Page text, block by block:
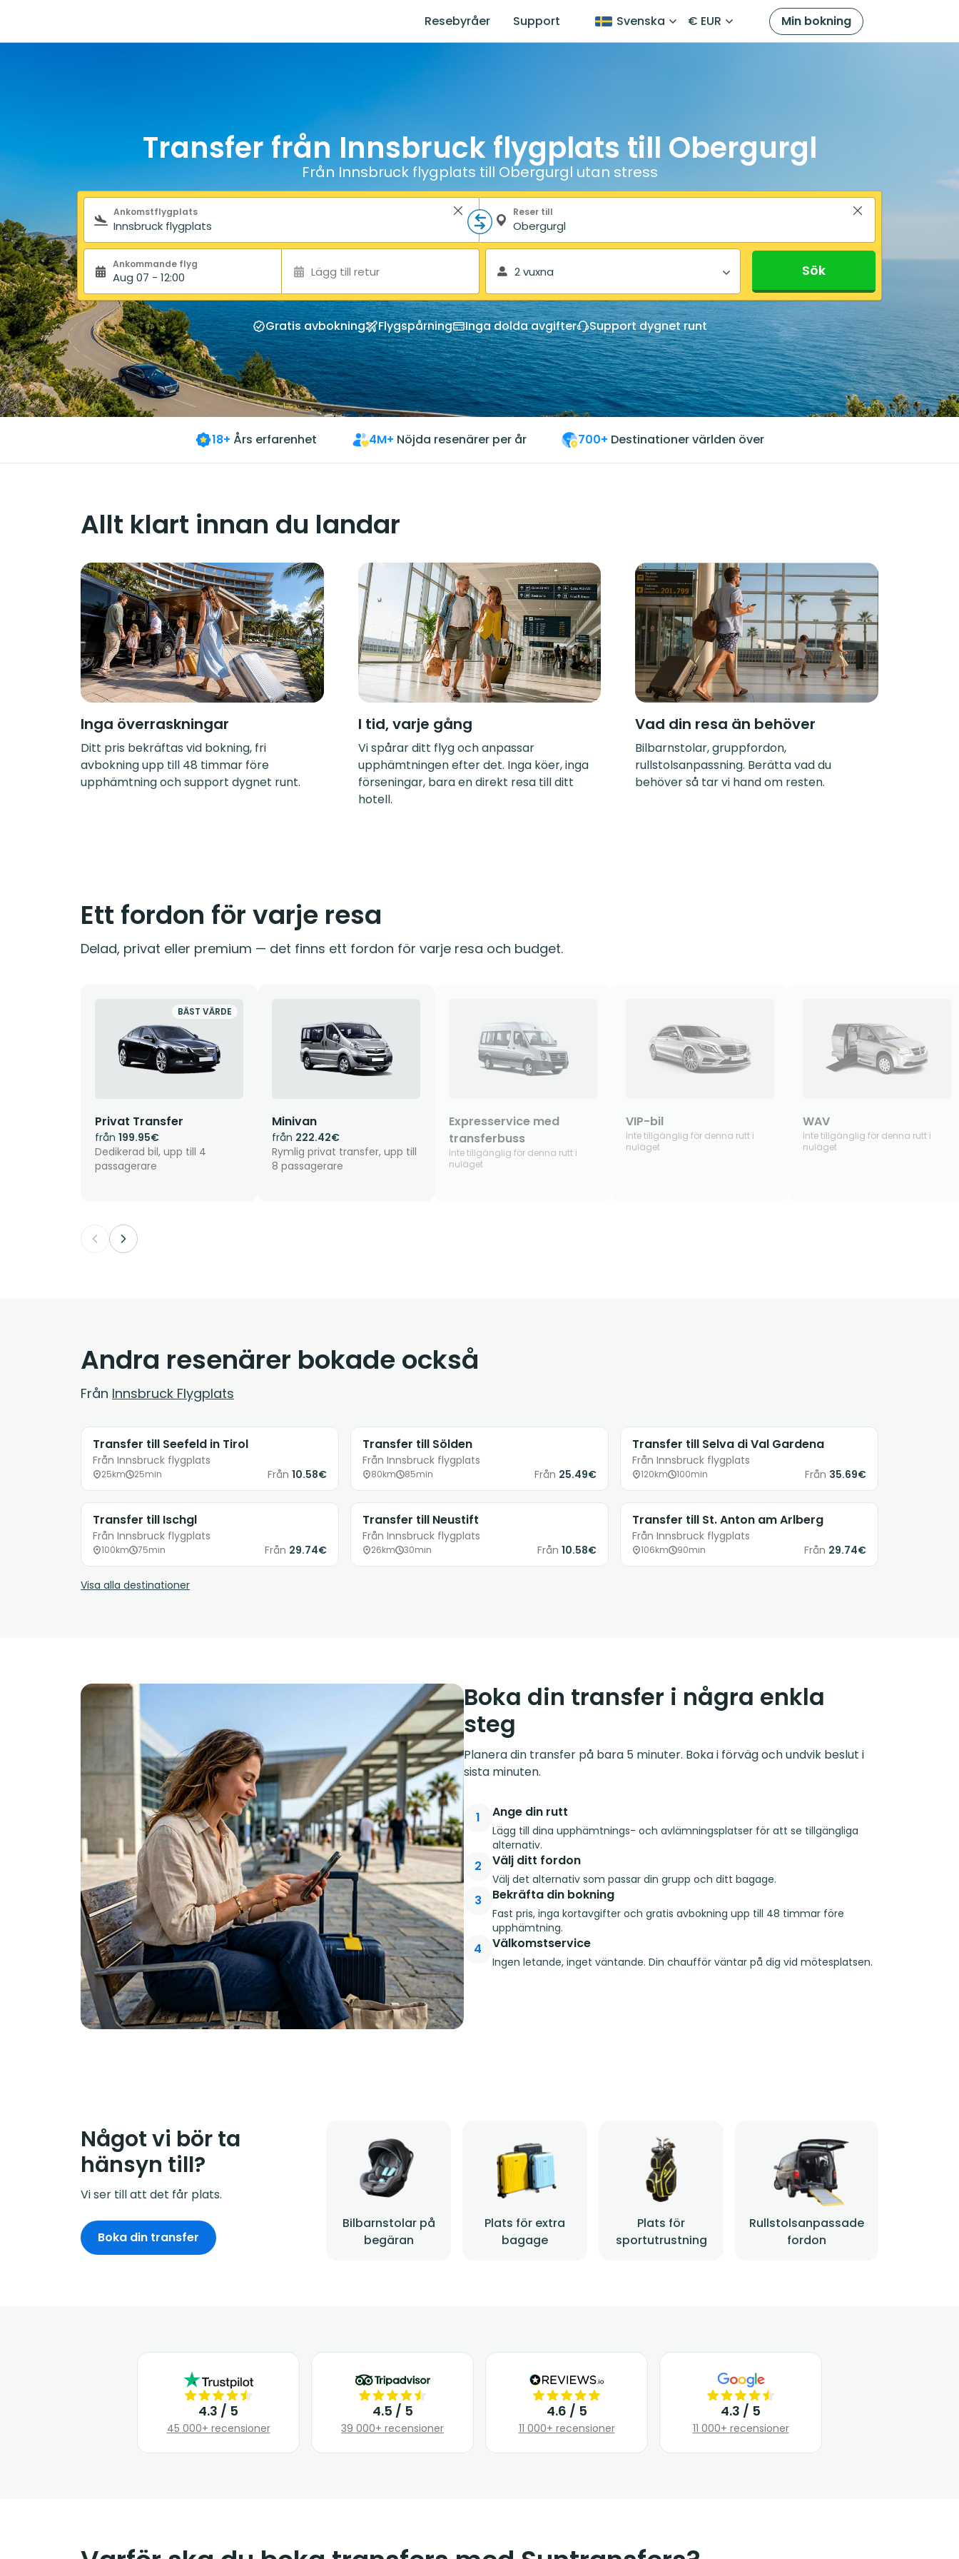
Resebyråer Support Svenska € EUR Min bokning
Transfer från Innsbruck flygplats till Obergurgl
Från Innsbruck flygplats till Obergurgl utan stress
Sökformulär
Ankomstflygplats Reser till
Ankommande flyg
Aug 07 - 12:00 Lägg till retur 2 vuxna Sök
Gratis avbokning Flygspårning Inga dolda avgifter Support dygnet runt
18+ Års erfarenhet 4M+ Nöjda resenärer per år 700+ Destinationer världen över
Allt klart innan du landar
Inga överraskningar
Ditt pris bekräftas vid bokning, fri
avbokning upp till 48 timmar före
upphämtning och support dygnet runt.
I tid, varje gång
Vi spårar ditt flyg och anpassar
upphämtningen efter det. Inga köer, inga
förseningar, bara en direkt resa till ditt
hotell.
Vad din resa än behöver
Bilbarnstolar, gruppfordon,
rullstolsanpassning. Berätta vad du
behöver så tar vi hand om resten.
Ett fordon för varje resa
Delad, privat eller premium — det finns ett fordon för varje resa och budget.
BÄST VÄRDE
Privat Transfer
från 199.95€
Dedikerad bil, upp till 4
passagerare
Minivan
från 222.42€
Rymlig privat transfer, upp till
8 passagerare
Expresservice med
transferbuss
Inte tillgänglig för denna rutt i
nuläget
VIP-bil
Inte tillgänglig för denna rutt i
nuläget
WAV
Inte tillgänglig för denna rutt i
nuläget
Andra resenärer bokade också
Från Innsbruck Flygplats
Transfer till Seefeld in Tirol
Från Innsbruck flygplats
25km 25min Från 10.58€
Transfer till Sölden
Från Innsbruck flygplats
80km 85min Från 25.49€
Transfer till Selva di Val Gardena
Från Innsbruck flygplats
120km 100min Från 35.69€
Transfer till Ischgl
Från Innsbruck flygplats
100km 75min Från 29.74€
Transfer till Neustift
Från Innsbruck flygplats
26km 30min Från 10.58€
Transfer till St. Anton am Arlberg
Från Innsbruck flygplats
106km 90min Från 29.74€
Visa alla destinationer
Boka din transfer i några enkla
steg
Planera din transfer på bara 5 minuter. Boka i förväg och undvik beslut i
sista minuten.
1 Ange din rutt
Lägg till dina upphämtnings- och avlämningsplatser för att se tillgängliga
alternativ.
2 Välj ditt fordon
Välj det alternativ som passar din grupp och ditt bagage.
3 Bekräfta din bokning
Fast pris, inga kortavgifter och gratis avbokning upp till 48 timmar före
upphämtning.
4 Välkomstservice
Ingen letande, inget väntande. Din chaufför väntar på dig vid mötesplatsen.
Något vi bör ta
hänsyn till?
Vi ser till att det får plats.
Bilbarnstolar på
begäran
Plats för extra
bagage
Plats för
sportutrustning
Rullstolsanpassade
fordon
Boka din transfer
4.3 / 5
45 000+ recensioner
4.5 / 5
39 000+ recensioner
4.6 / 5
11 000+ recensioner
4.3 / 5
11 000+ recensioner